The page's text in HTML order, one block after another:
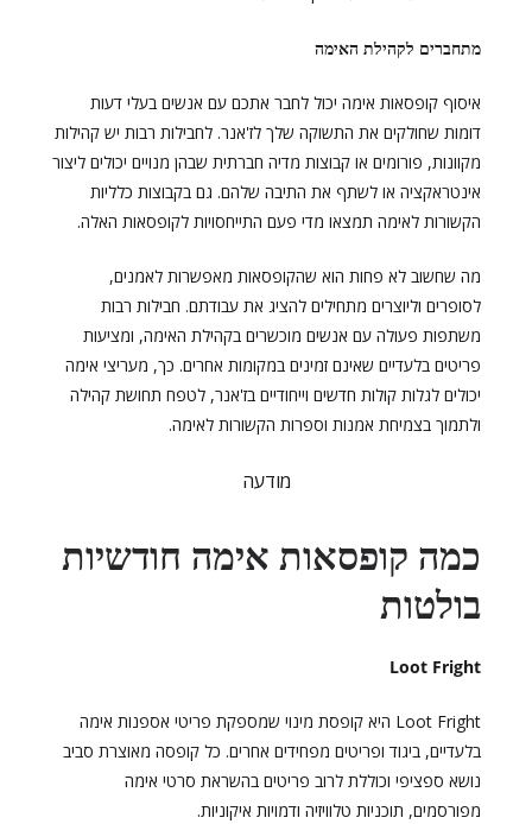
מתחברים לקהילת האימה
איסוף קופסאות אימה יכול לחבר אתכם עם אנשים בעלי דעות
דומות שחולקים את התשוקה שלך לז'אנר. לחבילות רבות יש קהילות
מקוונות, פורומים או קבוצות מדיה חברתית שבהן מנויים יכולים ליצור
אינטראקציה או לשתף את התיבה שלהם. גם בקבוצות כלליות
הקשורות לאימה תמצאו מדי פעם התייחסויות לקופסאות האלה.
מה שחשוב לא פחות הוא שהקופסאות מאפשרות לאמנים,
לסופרים וליוצרים מתחילים להציג את עבודתם. חבילות רבות
משתפות פעולה עם אנשים מוכשרים בקהילת האימה, ומציעות
פריטים בלעדיים שאינם זמינים במקומות אחרים. כך, מעריצי אימה
יכולים לגלות קולות חדשים וייחודיים בז'אנר, לטפח תחושת קהילה
ולתמוך בצמיחת אמנות וספרות הקשורות לאימה.
מודעה
כמה קופסאות אימה חודשיות
בולטות
Loot Fright
Loot Fright היא קופסת מינוי שמספקת פריטי אספנות אימה
בלעדיים, ביגוד ופריטים מפחידים אחרים. כל קופסה מאוצרת סביב
נושא ספציפי וכוללת לרוב פריטים בהשראת סרטי אימה
מפורסמים, תוכניות טלוויזיה ודמויות איקוניות.